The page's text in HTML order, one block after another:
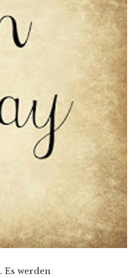
Es werden